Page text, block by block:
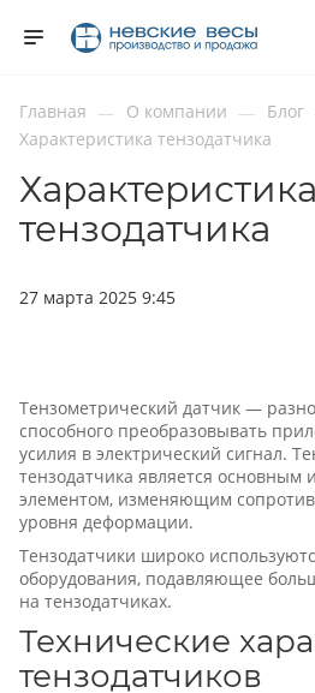
Главная — О компании — Блог
Характеристика тензодатчика
Характеристика
тензодатчика
27 марта 2025 9:45
Тензометрический датчик —
способного преобразовывать
усилия в электрический сигнал.
тензодатчика является основным
элементом, изменяющим
уровня деформации.
Тензодатчики широко
оборудования, подавляющее
на тензодатчиках.
Технические
тензодатчиков